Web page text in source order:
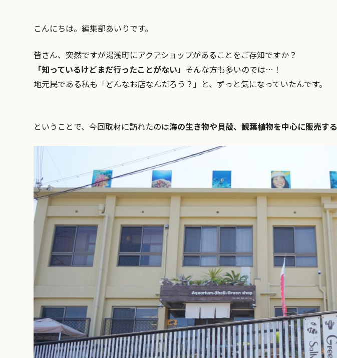
こんにちは。編集部あいりです。
皆さん、突然ですが湯浅町にアクアショップがあることをご存知ですか？
「知っているけどまだ行ったことがない」 そんな方も多いのでは…！
地元民である私も「どんなお店なんだろう？」と、ずっと気になっていたんです。
ということで、今回取材に訪れたのは海の生き物や貝殻、観葉植物を中心に販売する